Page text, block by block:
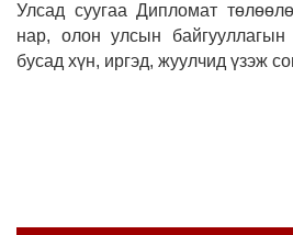
Улсад суугаа Дипломат
нар, олон улсын байгууллагын
бусад хүн, иргэд, жуулчид үзэж